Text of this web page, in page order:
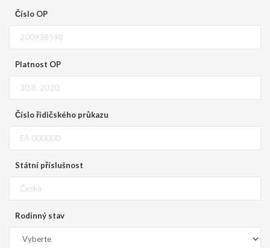
Číslo OP
Platnost OP
Číslo řidičského průkazu
Státní příslušnost
Rodinný stav